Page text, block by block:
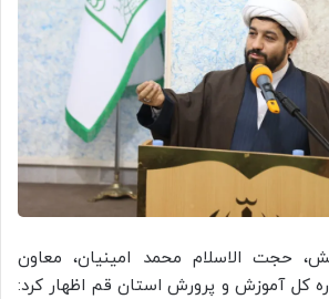
حجت الاسلام محمد امینیان، معاون
کل آموزش و پرورش استان قم اظهار کرد: